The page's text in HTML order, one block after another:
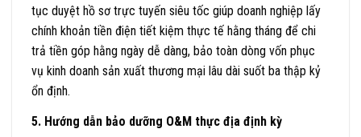
tục duyệt hồ sơ trực tuyến siêu tốc giúp doanh nghiệp lấy
chính khoản tiền điện tiết kiệm thực tế hằng tháng để chi
trả tiền góp hằng ngày dễ dàng, bảo toàn dòng vốn phục
vụ kinh doanh sản xuất thương mại lâu dài suốt ba thập kỷ
ổn định.
5. Hướng dẫn bảo dưỡng O&M thực địa định kỳ